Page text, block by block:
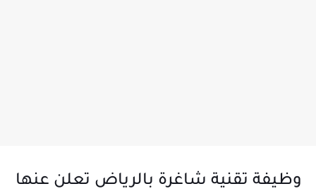
وظيفة تقنية شاغرة بالرياض تعلن عنها